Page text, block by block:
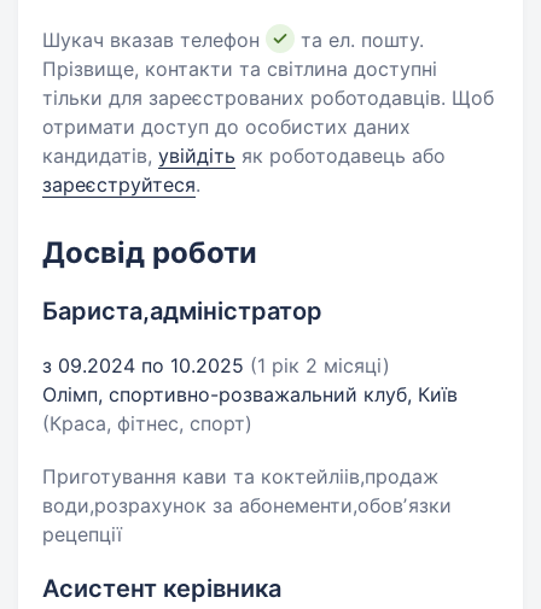
Шукач вказав телефон
та ел. пошту.
Прізвище, контакти та світлина доступні
тільки для зареєстрованих роботодавців. Щоб
отримати доступ до особистих даних
кандидатів, увійдіть як роботодавець або
зареєструйтеся.
Досвід роботи
Бариста,адміністратор
з 09.2024 по 10.2025 (1 рік 2 місяці)
Олімп, спортивно-розважальний клуб, Київ
(Краса, фітнес, спорт)
Приготування кави та коктейліів,продаж
води,розрахунок за абонементи,обовʼязки
рецепції
Асистент керівника